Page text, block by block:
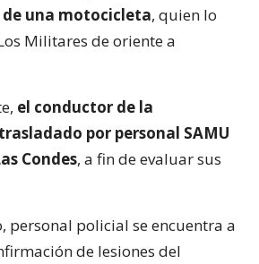
una motocicleta, quien lo
Militares de oriente a
el conductor de la
por personal SAMU
Condes, a fin de evaluar sus
personal policial se encuentra a
de lesiones del